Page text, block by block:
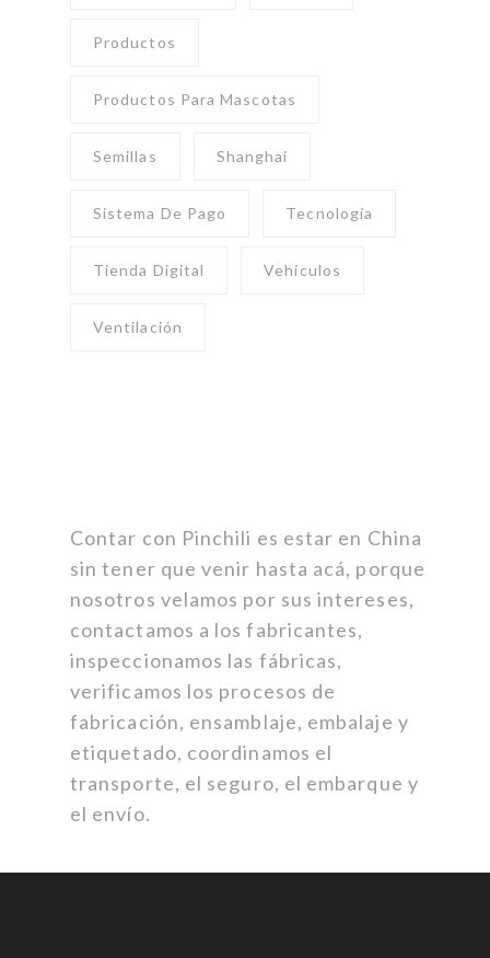
Productos
Productos Para Mascotas
Semillas Shanghai
Sistema De Pago Tecnología
Tienda Digital Vehículos
Ventilación
Contar con Pinchili es estar en China
sin tener que venir hasta acá, porque
nosotros velamos por sus intereses,
contactamos a los fabricantes,
inspeccionamos las fábricas,
verificamos los procesos de
fabricación, ensamblaje, embalaje y
etiquetado, coordinamos el
transporte, el seguro, el embarque y
el envío.